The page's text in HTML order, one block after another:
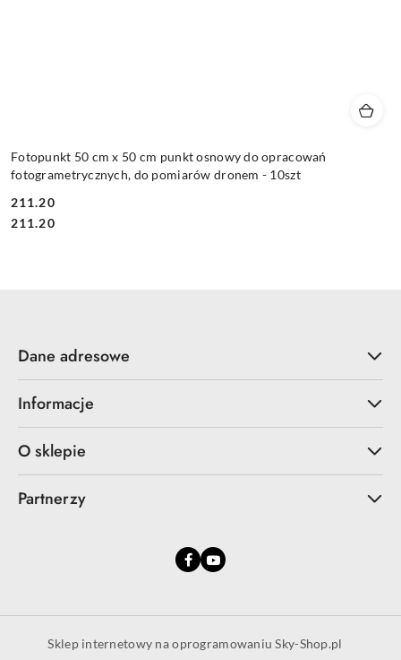
Fotopunkt 50 cm x 50 cm punkt osnowy do opracowań
fotogrametrycznych, do pomiarów dronem - 10szt
Cena:
211.20
Cena:
211.20
Dane adresowe
Informacje
O sklepie
Partnerzy
Sklep internetowy na oprogramowaniu Sky-Shop.pl